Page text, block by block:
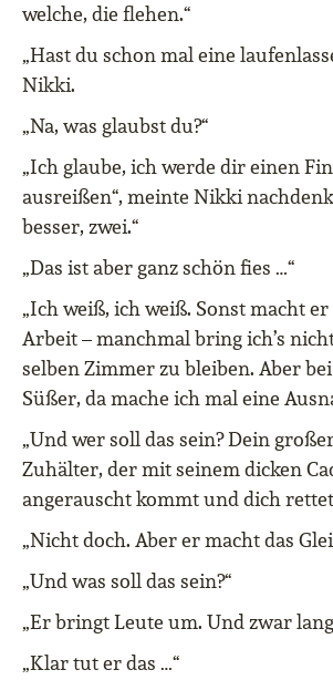
welche, die flehen.“
„Hast du schon mal eine
Nikki.
„Na, was glaubst du?“
„Ich glaube, ich werde dir einen
ausreißen“, meinte Nikki
besser, zwei.“
„Das ist aber ganz schön fies …“
„Ich weiß, ich weiß. Sonst macht er
Arbeit – manchmal bring ich’s
selben Zimmer zu bleiben. Aber
Süßer, da mache ich mal eine
„Und wer soll das sein? Dein
Zuhälter, der mit seinem dicken
angerauscht kommt und dich
„Nicht doch. Aber er macht das
„Und was soll das sein?“
„Er bringt Leute um. Und zwar
„Klar tut er das …“